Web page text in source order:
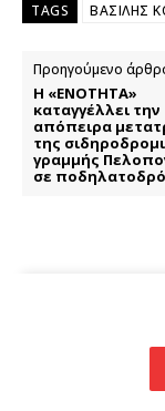
TAGS ΒΑΣΙΛΗΣ
Προηγούμενο
Η «ΕΝΟΤΗΤΑ»
καταγγέλλει την
απόπειρα
της
γραμμής
σε